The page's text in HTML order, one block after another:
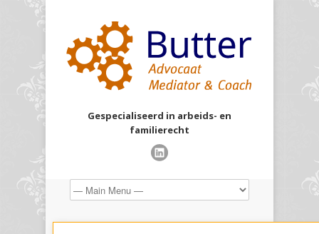
Gespecialiseerd in arbeids- en
familierecht